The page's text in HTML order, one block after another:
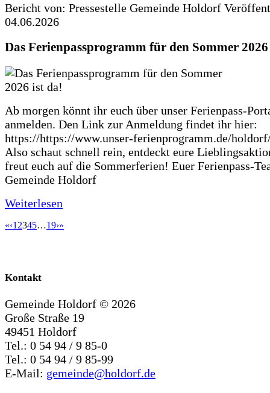
Bericht von: Pressestelle Gemeinde Holdorf
04.06.2026
Das Ferienpassprogramm für den Sommer
Ab morgen könnt ihr euch über unser Ferienpass-
anmelden. Den Link zur Anmeldung findet ihr hier:
https://https://www.unser-ferienprogramm.de/
Also schaut schnell rein, entdeckt eure
freut euch auf die Sommerferien! Euer Ferienpass-
Gemeinde Holdorf
Weiterlesen
«‹1 2345…19›»
Kontakt
Gemeinde Holdorf © 2026
Große Straße 19
49451 Holdorf
Tel.: 0 54 94 / 9 85-0
Tel.: 0 54 94 / 9 85-99
E-Mail: gemeinde@holdorf.de